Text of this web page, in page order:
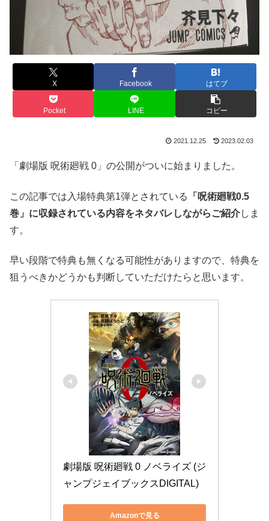
X Facebook はてブ
Pocket LINE コピー
2021.12.25 2023.02.03
「劇場版 呪術廻戦 0」の公開がついに始まりました。
この記事では入場特典第1弾とされている
「呪術廻戦0.5
巻」に収録されている内容をネタバレしながらご紹介しま
す。
早い段階で特典も無くなる可能性がありますので、特典を
狙うべきかどうかも判断していただけたらと思います。
劇場版 呪術廻戦 0 ノベライズ (ジ
ャンプジェイブックスDIGITAL)
Amazonで見る